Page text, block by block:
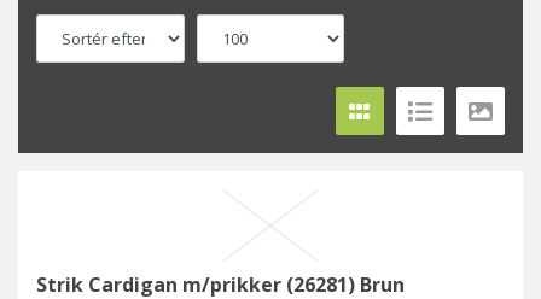
Strik Cardigan m/prikker (26281) Brun